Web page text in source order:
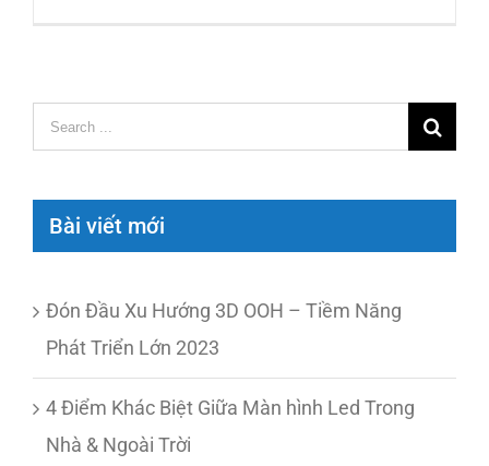
Search
for:
Bài viết mới
Đón Đầu Xu Hướng 3D OOH – Tiềm Năng
Phát Triển Lớn 2023
4 Điểm Khác Biệt Giữa Màn hình Led Trong
Nhà & Ngoài Trời